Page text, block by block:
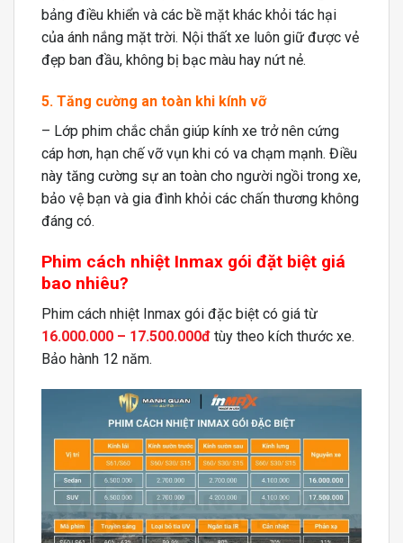
bảng điều khiển và các bề mặt khác khỏi tác hại
của ánh nắng mặt trời. Nội thất xe luôn giữ được vẻ
đẹp ban đầu, không bị bạc màu hay nứt nẻ.
5. Tăng cường an toàn khi kính vỡ
– Lớp phim chắc chắn giúp kính xe trở nên cứng
cáp hơn, hạn chế vỡ vụn khi có va chạm mạnh. Điều
này tăng cường sự an toàn cho người ngồi trong xe,
bảo vệ bạn và gia đình khỏi các chấn thương không
đáng có.
Phim cách nhiệt Inmax gói đặt biệt giá
bao nhiêu?
Phim cách nhiệt Inmax gói đặc biệt có giá từ
16.000.000 – 17.500.000đ tùy theo kích thước xe.
Bảo hành 12 năm.